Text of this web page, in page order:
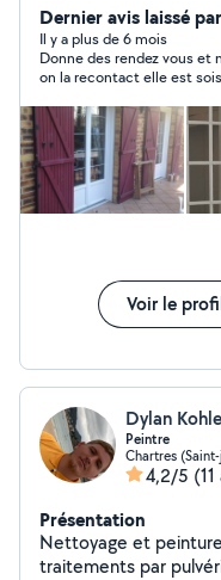
travaux, j'accepte les
Dernier avis laissé
Il y a plus de 6 mois
Donne des rendez vous et
on la recontact elle est
tenez moi au courant et
dire que je n'ai pas
sérieux du tout. J'ai
Voir le
Dylan
Peintre
Chartres
4,2/5
Présentation
Nettoyage et
traitements par